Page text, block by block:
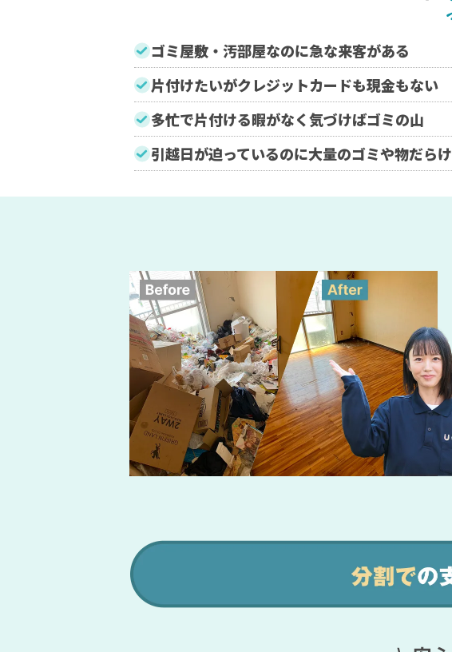
ゴミ屋敷・汚部屋なのに急な来客がある
片付けたいがクレジットカードも現金もない
多忙で片付ける暇がなく気づけばゴミの山
引越日が迫っているのに大量のゴミや物だらけ